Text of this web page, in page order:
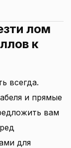
лом
к
всегда.
и прямые
вам
для